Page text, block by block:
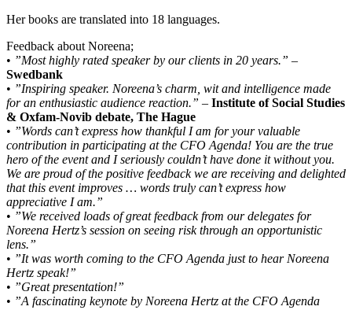
Her books are translated into 18 languages.
Feedback about Noreena;
• ”Most highly rated speaker by our clients in 20 years.” –
Swedbank
• ”Inspiring speaker. Noreena’s charm, wit and intelligence made
for an enthusiastic audience reaction.” – Institute of Social Studies
& Oxfam-Novib debate, The Hague
• ”Words can’t express how thankful I am for your valuable
contribution in participating at the CFO Agenda! You are the true
hero of the event and I seriously couldn’t have done it without you.
We are proud of the positive feedback we are receiving and delighted
that this event improves … words truly can’t express how
appreciative I am.”
• ”We received loads of great feedback from our delegates for
Noreena Hertz’s session on seeing risk through an opportunistic
lens.”
• ”It was worth coming to the CFO Agenda just to hear Noreena
Hertz speak!”
• ”Great presentation!”
• ”A fascinating keynote by Noreena Hertz at the CFO Agenda